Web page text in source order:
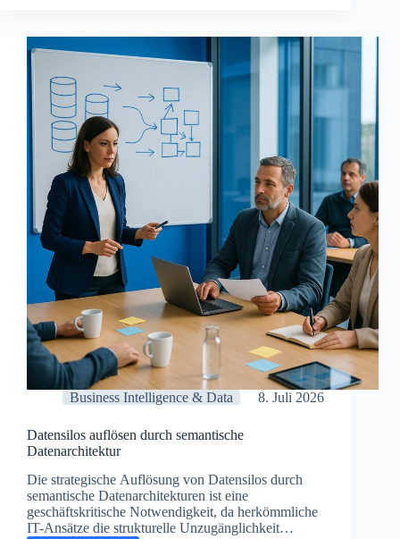
messen
verhindern
Business Intelligence & Data 8. Juli 2026
Datensilos auflösen durch semantische
Datenarchitektur
Die strategische Auflösung von Datensilos durch
semantische Datenarchitekturen ist eine
geschäftskritische Notwendigkeit, da herkömmliche
IT-Ansätze die strukturelle Unzugänglichkeit